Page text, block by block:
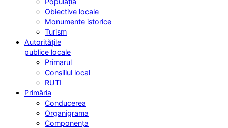
Obiective locale
Monumente istorice
Turism
Autoritățile
publice locale
Primarul
Consiliul local
RUTI
Primăria
Conducerea
Organigrama
Componența